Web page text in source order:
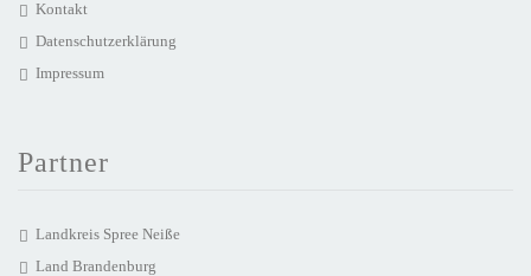
Kontakt
Datenschutzerklärung
Impressum
Partner
Landkreis Spree Neiße
Land Brandenburg